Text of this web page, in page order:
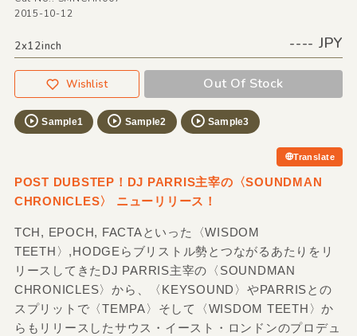
2015-10-12
2x12inch ---- JPY
Wishlist Out Of Stock
Sample1 Sample2 Sample3
Translate
POST DUBSTEP！DJ PARRIS主宰の〈SOUNDMAN
CHRONICLES〉 ニューリリース！
TCH, EPOCH, FACTAといった〈WISDOM
TEETH〉,HODGEらブリストル勢とつながるあたりをリ
リースしてきたDJ PARRIS主宰の〈SOUNDMAN
CHRONICLES〉から、〈KEYSOUND〉やPARRISとの
スプリットで〈TEMPA〉そして〈WISDOM TEETH〉か
らもリリースしたサウス・イースト・ロンドンのプロデュ